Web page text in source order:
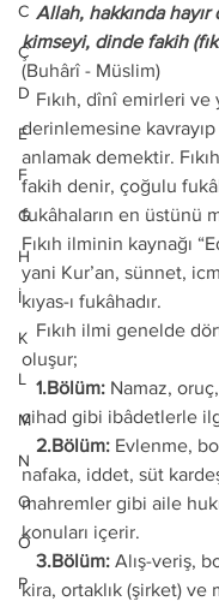
C
Ç
D
E
F
G
H
İ
K
L
M
N
O
Ö
P
   Allah, hakkında hayır dilediği (sevdiği)
kimseyi, dinde fakih
(Buhârî - Müslim)
   Fıkıh, dînî emirleri ve yasakları
derinlemesine
anlamak demektir.
fakih denir, çoğulu
fukâhaların en üstünü
Fıkıh ilminin kaynağı
yani Kur’an, sünnet,
kıyas-ı fukâhadır.
   Fıkıh ilmi genelde dört ana bölümden
oluşur;
   1.Bölüm:
Namaz,
cihad gibi ibâdetlerle
   2.Bölüm:
Evlenme,
nafaka, iddet, süt
mahremler gibi aile
konuları içerir.
   3.Bölüm:
Alış-veriş,
kira, ortaklık (şirket) ve